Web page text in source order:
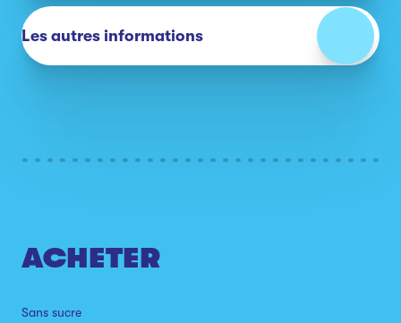
Les autres informations
ACHETER
Sans sucre